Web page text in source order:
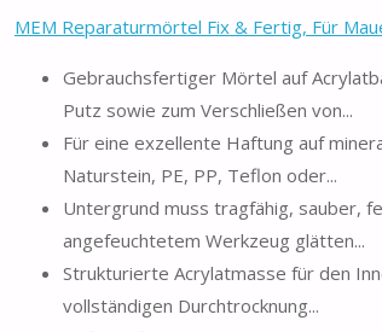
MEM Reparaturmörtel Fix & Fertig, Für
Gebrauchsfertiger Mörtel auf
Putz sowie zum Verschließen von...
Für eine exzellente Haftung auf
Naturstein, PE, PP, Teflon oder...
Untergrund muss tragfähig, sauber,
angefeuchtetem Werkzeug glätten...
Strukturierte Acrylatmasse für den
vollständigen Durchtrocknung...